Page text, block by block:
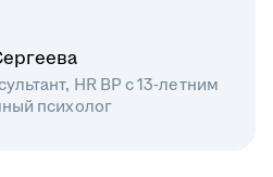
HR BP с 13-летним
психолог